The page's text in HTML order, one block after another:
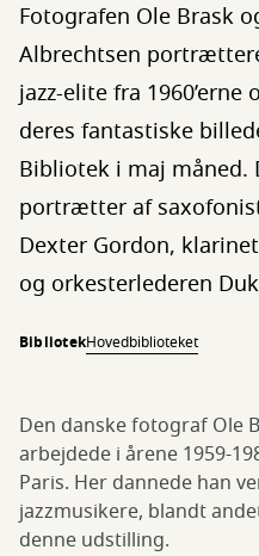
Fotografen Ole Brask
Albrechtsen
jazz-elite fra
deres fantastiske
Bibliotek i maj måned.
portrætter af
Dexter Gordon,
og orkesterlederen
BibliotekHovedbiblioteket
Den danske fotograf Ole
arbejdede i årene 1959-
Paris. Her dannede han
jazzmusikere, blandt
denne udstilling.